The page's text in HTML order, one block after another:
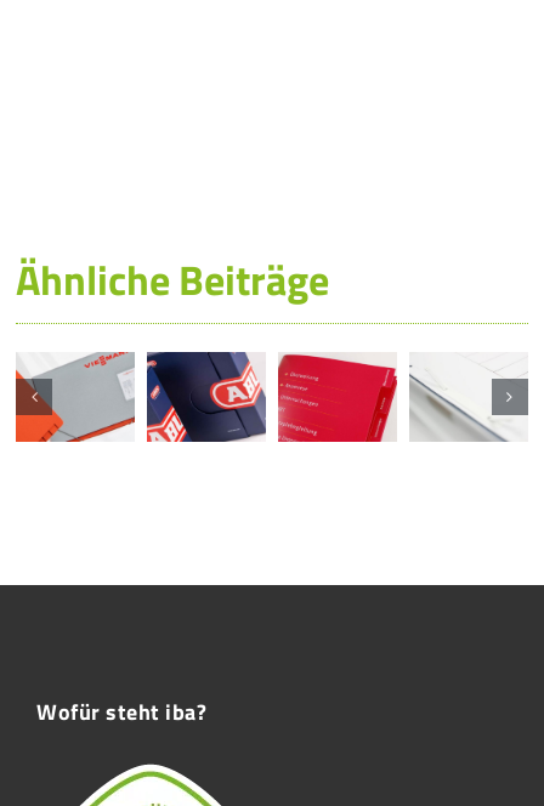
Ähnliche Beiträge
Wofür steht iba?